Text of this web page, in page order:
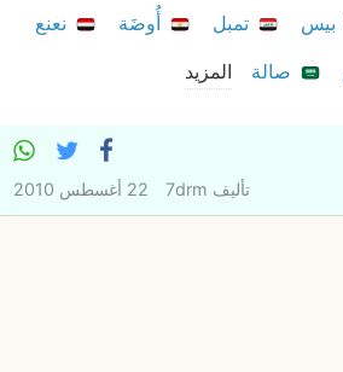
بيس تمبل أُوضَة
نعنع
صالة المزيد
تأليف 7drm 22 أغسطس 2010